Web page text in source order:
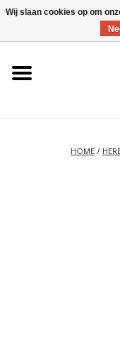
HOME
HOME /
Wij slaan cookies op om